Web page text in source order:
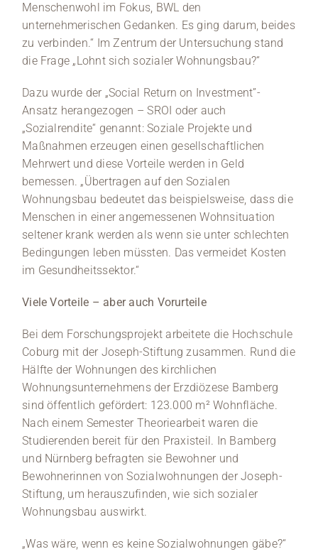
Menschenwohl im Fokus, BWL den
unternehmerischen Gedanken. Es ging darum, beides
zu verbinden.“ Im Zentrum der Untersuchung stand
die Frage „Lohnt sich sozialer Wohnungsbau?“
Dazu wurde der „Social Return on Investment”-
Ansatz herangezogen – SROI oder auch
„Sozialrendite“ genannt: Soziale Projekte und
Maßnahmen erzeugen einen gesellschaftlichen
Mehrwert und diese Vorteile werden in Geld
bemessen. „Übertragen auf den Sozialen
Wohnungsbau bedeutet das beispielsweise, dass die
Menschen in einer angemessenen Wohnsituation
seltener krank werden als wenn sie unter schlechten
Bedingungen leben müssten. Das vermeidet Kosten
im Gesundheitssektor.“
Viele Vorteile – aber auch Vorurteile
Bei dem Forschungsprojekt arbeitete die Hochschule
Coburg mit der Joseph-Stiftung zusammen. Rund die
Hälfte der Wohnungen des kirchlichen
Wohnungsunternehmens der Erzdiözese Bamberg
sind öffentlich gefördert: 123.000 m² Wohnfläche.
Nach einem Semester Theoriearbeit waren die
Studierenden bereit für den Praxisteil. In Bamberg
und Nürnberg befragten sie Bewohner und
Bewohnerinnen von Sozialwohnungen der Joseph-
Stiftung, um herauszufinden, wie sich sozialer
Wohnungsbau auswirkt.
„Was wäre, wenn es keine Sozialwohnungen gäbe?“